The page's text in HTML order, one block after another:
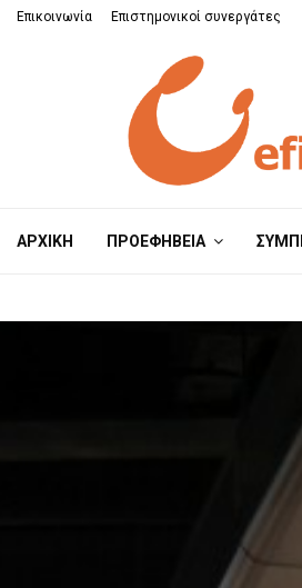
Επικοινωνία Επιστημονικοί συνεργάτες
να τη διαχειριστούν;
ΑΡΧΙΚΗ ΠΡΟΕΦΗΒΕΙΑ